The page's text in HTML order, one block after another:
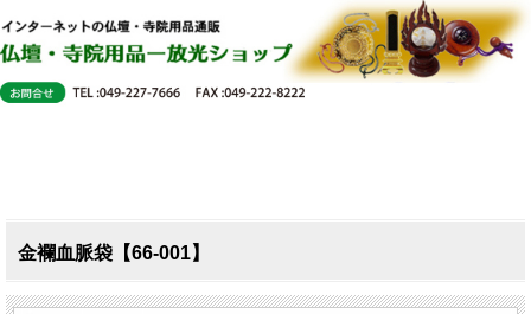
金襴血脈袋【66-001】